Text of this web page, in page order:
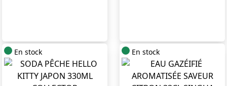
En stock En stock